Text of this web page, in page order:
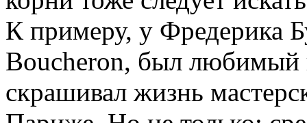
К примеру, у Фредерика
Boucheron, был любимый
скрашивал жизнь